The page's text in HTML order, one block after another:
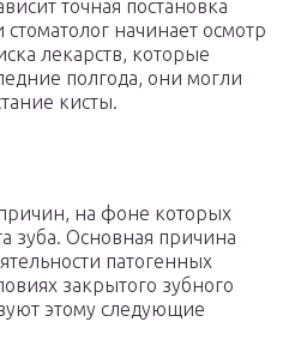
точная постановка
начинает осмотр
лекарств, которые
полгода, они могли
кисты.
на фоне которых
зуба. Основная причина
патогенных
закрытого зубного
этому следующие